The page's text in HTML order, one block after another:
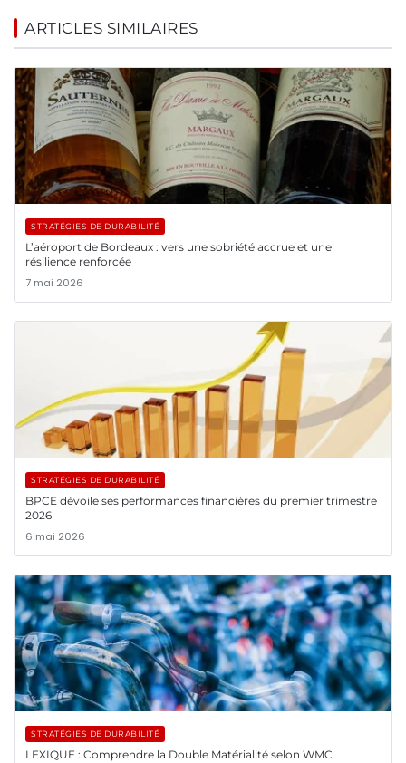
ARTICLES SIMILAIRES
STRATÉGIES DE DURABILITÉ
L’aéroport de Bordeaux : vers une sobriété accrue et une
résilience renforcée
7 mai 2026
STRATÉGIES DE DURABILITÉ
BPCE dévoile ses performances financières du premier trimestre
2026
6 mai 2026
STRATÉGIES DE DURABILITÉ
LEXIQUE : Comprendre la Double Matérialité selon WMC